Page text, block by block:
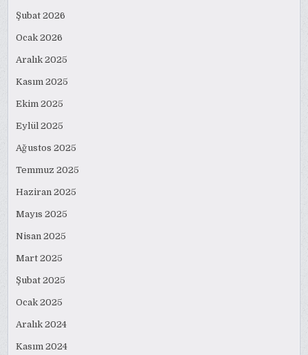
Şubat 2026
Ocak 2026
Aralık 2025
Kasım 2025
Ekim 2025
Eylül 2025
Ağustos 2025
Temmuz 2025
Haziran 2025
Mayıs 2025
Nisan 2025
Mart 2025
Şubat 2025
Ocak 2025
Aralık 2024
Kasım 2024